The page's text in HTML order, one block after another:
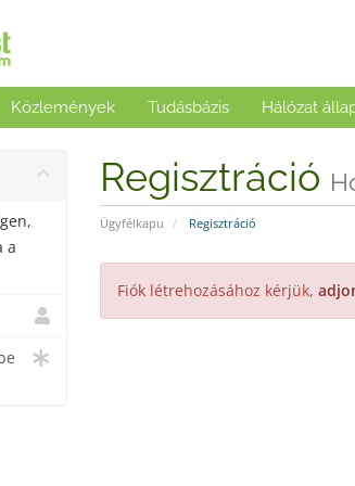
Közlemények Tudásbázis Hálózat
Regisztráció
Ügyfélkapu Regisztráció
a
Fiók létrehozásához kérjük,